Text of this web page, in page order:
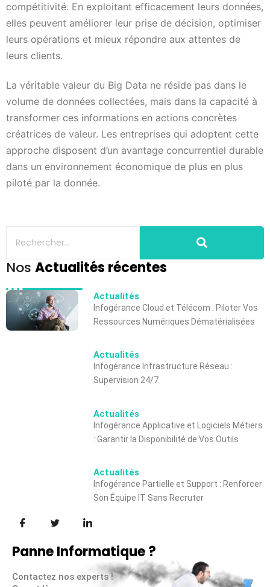
compétitivité. En exploitant efficacement leurs données,
elles peuvent améliorer leur prise de décision, optimiser
leurs opérations et mieux répondre aux attentes de
leurs clients.
La véritable valeur du Big Data ne réside pas dans le
volume de données collectées, mais dans la capacité à
transformer ces informations en actions concrètes
créatrices de valeur. Les entreprises qui adoptent cette
approche disposent d’un avantage concurrentiel durable
dans un environnement économique de plus en plus
piloté par la donnée.
Nos Actualités récentes
Actualités
Infogérance Cloud et Télécom : Piloter Vos
Ressources Numériques Dématérialisées
Actualités
Infogérance Infrastructure Réseau :
Supervision 24/7
Actualités
Infogérance Applicative et Logiciels Métiers
: Garantir la Disponibilité de Vos Outils
Actualités
Infogérance Partielle et Support : Renforcer
Son Équipe IT Sans Recruter
Panne Informatique ?
Contactez nos experts !